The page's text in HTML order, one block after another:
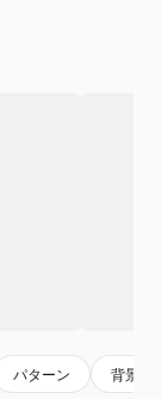
パターン 背景パ